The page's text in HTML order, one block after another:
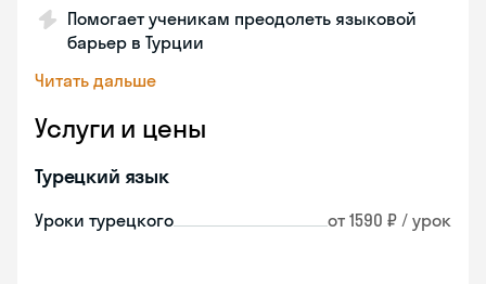
Помогает ученикам преодолеть языковой
барьер в Турции
Читать дальше
Услуги и цены
Турецкий язык
Уроки турецкого от 1590 ₽ / урок